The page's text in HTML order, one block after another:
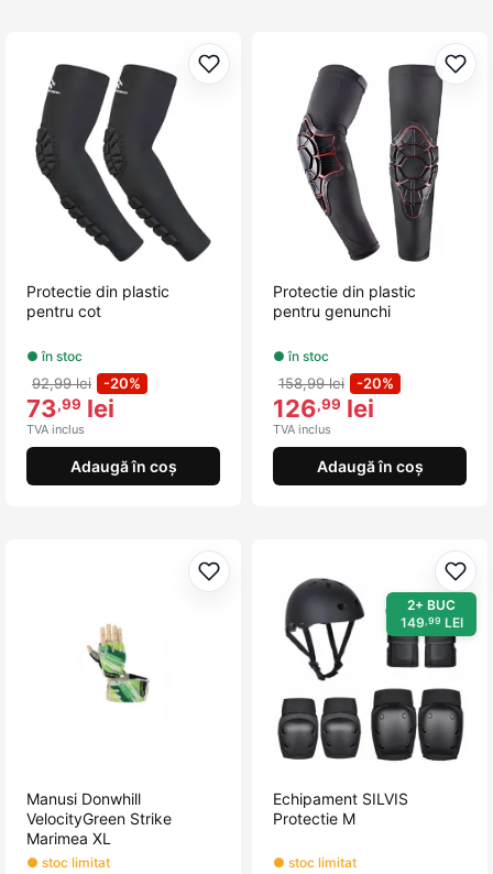
Adaugă la favorite
Protectie din plastic
pentru cot
● în stoc
92,99 lei -20%
73,99 lei
TVA inclus
Adaugă în coș
Protectie din plastic
pentru genunchi
● în stoc
158,99 lei -20%
126,99 lei
TVA inclus
Adaugă în coș
Adaugă la favorite
Manusi Donwhill
VelocityGreen Strike
Marimea XL
● stoc limitat
2+ BUC
149,99 LEI
Echipament SILVIS
Protectie M
● stoc limitat